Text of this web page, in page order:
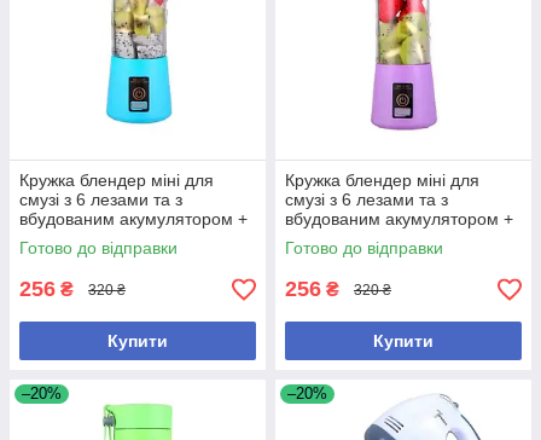
Кружка блендер міні для
смузі з 6 лезами та з
вбудованим акумулятором +
USB Об'єм 380 мл синя
Готово до відправки
256 ₴ 320 ₴
Купити
Кружка блендер міні для
смузі з 6 лезами та з
вбудованим акумулятором +
USB Об'єм 380 мл фіолетова
Готово до відправки
256 ₴ 320 ₴
Купити
–20% –20%